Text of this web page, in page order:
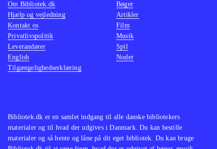
Bibliotek.dk er en samlet indgang til alle danske bibliotekers
materialer og til hvad der udgives i Danmark. Du kan bestille
materialer og så hente og låne på dit eget bibliotek. Du kan bruge
Om Bibliotek.dk
Hjælp og vejledning
Kontakt os
Privatlivspolitik
Leverandører
English
Tilgængelighedserklæring
Bøger
Artikler
Film
Musik
Spil
Noder